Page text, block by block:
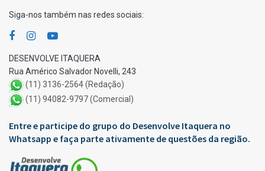
Siga-nos também nas redes sociais:
DESENVOLVE ITAQUERA
Rua Américo Salvador Novelli, 243
(11) 3136-2564 (Redação)
(11) 94082-9797 (Comercial)
Entre e participe do grupo do Desenvolve Itaquera no
Whatsapp e faça parte ativamente de questões da região.